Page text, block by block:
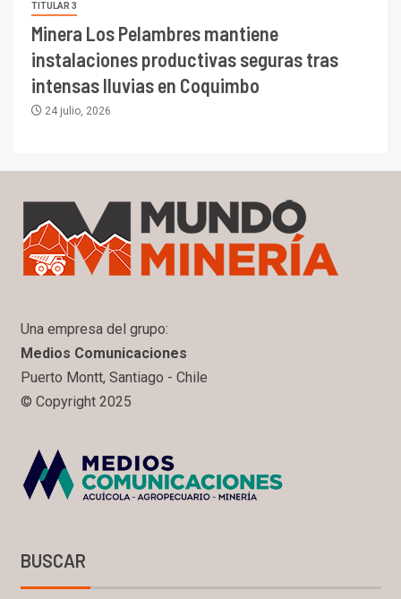
TITULAR 3
Minera Los Pelambres mantiene
instalaciones productivas seguras tras
intensas lluvias en Coquimbo
24 julio, 2026
Una empresa del grupo:
Medios Comunicaciones
Puerto Montt, Santiago - Chile
© Copyright 2025
BUSCAR